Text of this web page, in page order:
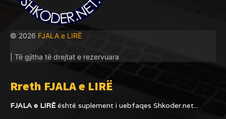
© 2026 FJALA e LIRË
| Të gjitha të drejtat e rezervuara
Rreth FJALA e LIRË
FJALA e LIRËështë suplement i uebfaqes Shkoder.net...